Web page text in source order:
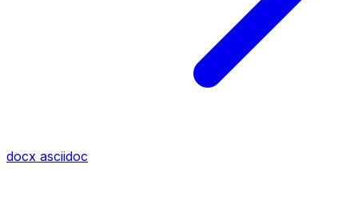
docx asciidoc